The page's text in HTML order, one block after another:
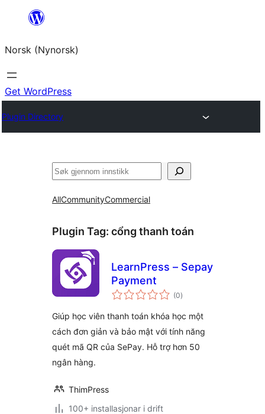
content
Norsk (Nynorsk)
Get WordPress
Plugin Directory
Søk
AllCommunityCommercial
Plugin Tag: cổng thanh toán
LearnPress – Sepay
Payment
(0vurderingar
i)
Giúp học viên thanh toán khóa học một
cách đơn giản và bảo mật với tính năng
quét mã QR của SePay. Hỗ trợ hơn 50
ngân hàng.
ThimPress
100+ installasjonar i drift